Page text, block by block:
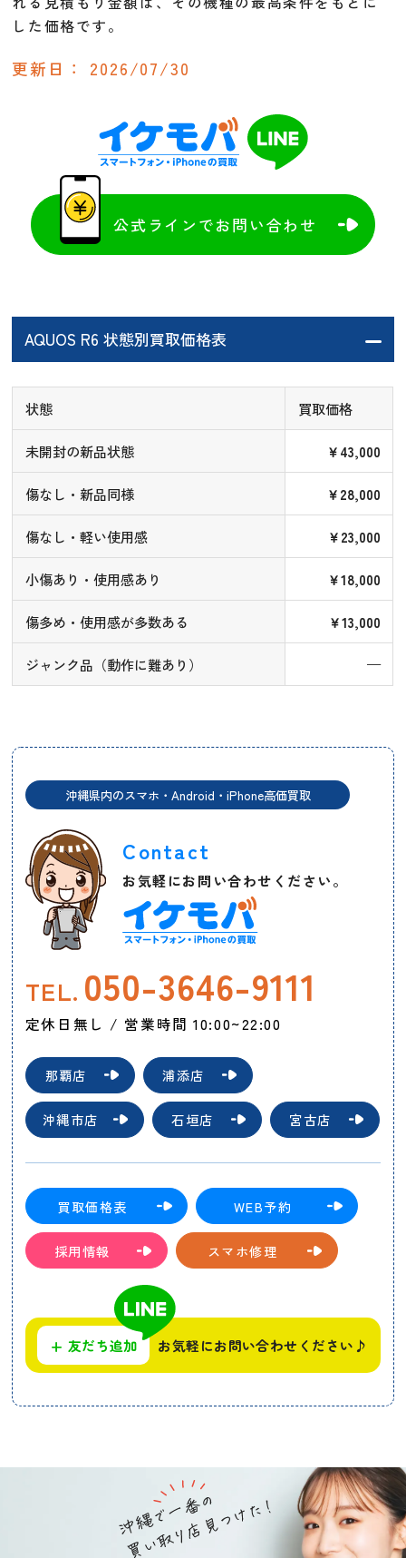
した価格です。
更新日： 2026/07/30
公式ラインでお問い合わせ
AQUOS R6 状態別買取価格表
状態 買取価格
未開封の新品状態 ￥43,000
傷なし・新品同様 ￥28,000
傷なし・軽い使用感 ￥23,000
小傷あり・使用感あり ￥18,000
傷多め・使用感が多数ある ￥13,000
ジャンク品（動作に難あり） —
沖縄県内のスマホ・Android・iPhone高価買取
Contact
お気軽にお問い合わせください。
TEL. 050-3646-9111
定休日無し / 営業時間 10:00~22:00
那覇店 浦添店
沖縄市店 石垣店 宮古店
買取価格表 WEB予約
採用情報 スマホ修理
+ 友だち追加 お気軽にお問い合わせください♪